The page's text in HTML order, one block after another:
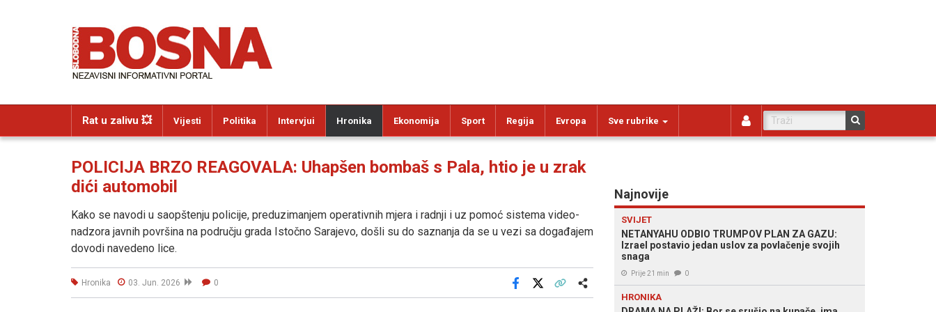
Rat u zalivu 💥 Vijesti Politika Intervjui Hronika Ekonomija Sport Regija Evropa Sve rubrike
POLICIJA BRZO REAGOVALA: Uhapšen bombaš s Pala, htio je u zrak
dići automobil
Kako se navodi u saopštenju policije, preduzimanjem operativnih mjera i radnji i uz pomoć sistema video-
nadzora javnih površina na području grada Istočno Sarajevo, došli su do saznanja da se u vezi sa događajem
dovodi navedeno lice.
Hronika 03. Jun. 2026 0
Facebook
Najnovije
SVIJET
NETANYAHU ODBIO TRUMPOV PLAN ZA GAZU:
Izrael postavio jedan uslov za povlačenje svojih
snaga
Prije 21 min 0
HRONIKA